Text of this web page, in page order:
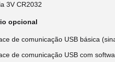
3V CR2032
opcional
de comunicação USB básica
de comunicação USB com